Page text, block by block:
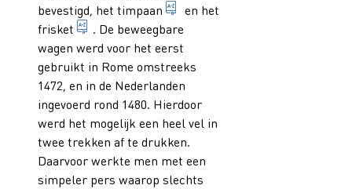
bevestigd, het timpaan onderdeel van de handpers:
en het
frisket
onderdeel van de handpers: rechthoekig
. De beweegbare
wagen werd voor het eerst
gebruikt in Rome omstreeks
1472, en in de Nederlanden
ingevoerd rond 1480. Hierdoor
werd het mogelijk een heel vel in
twee trekken af te drukken.
Daarvoor werkte men met een
simpeler pers waarop slechts